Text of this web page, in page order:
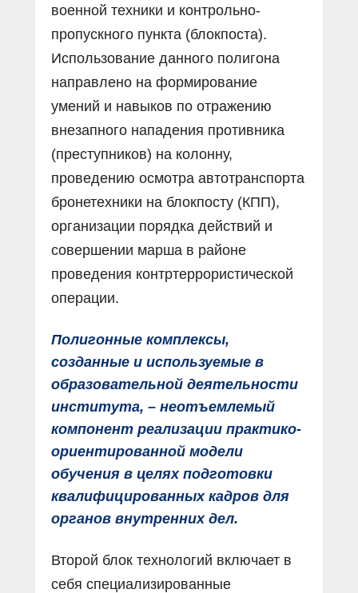
военной техники и контрольно-
пропускного пункта (блокпоста).
Использование данного полигона
направлено на формирование
умений и навыков по отражению
внезапного нападения противника
(преступников) на колонну,
проведению осмотра автотранспорта
бронетехники на блокпосту (КПП),
организации порядка действий и
совершении марша в районе
проведения контртеррористической
операции.
Полигонные комплексы,
созданные и используемые в
образовательной деятельности
института, – неотъемлемый
компонент реализации практико-
ориентированной модели
обучения в целях подготовки
квалифицированных кадров для
органов внутренних дел.
Второй блок технологий включает в
себя специализированные